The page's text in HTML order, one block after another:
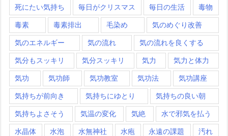
死にたい気持ち 毎日がクリスマス 毎日の生活 毒物
毒素 毒素排出 毛染め 気のめぐり改善
気のエネルギー 気の流れ 気の流れを良くする
気分もスッキリ 気分スッキリ 気力 気力と体力
気功 気功師 気功教室 気功法 気功講座
気持ちが前向き 気持ちにゆとり 気持ちの良い朝
気持ちよさそう 気温の変化 気絶 水で邪気を払う
水晶体 水泡 水無神社 水疱 永遠の課題 汚れ